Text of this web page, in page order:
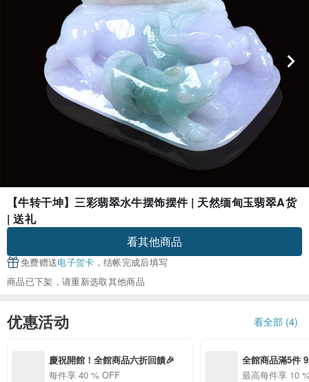
【牛转干坤】三彩翡翠水牛摆饰摆件 | 天然缅甸玉翡翠A货
| 送礼
看其他商品
免费赠送电子贺卡 ，结帐完成后填写
商品已下架，请重新选取其他商品
优惠活动 看全部 (4)
慶祝開館！全館商品六折回饋🎉
每件享 40 % OFF
全館商品滿5件
折優惠
最高每件享 10